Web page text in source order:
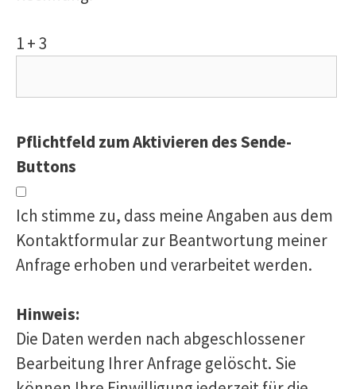
1 + 3
Pflichtfeld zum Aktivieren des Sende-
Buttons
Ich stimme zu, dass meine Angaben aus dem
Kontaktformular zur Beantwortung meiner
Anfrage erhoben und verarbeitet werden.
Hinweis:
Die Daten werden nach abgeschlossener
Bearbeitung Ihrer Anfrage gelöscht. Sie